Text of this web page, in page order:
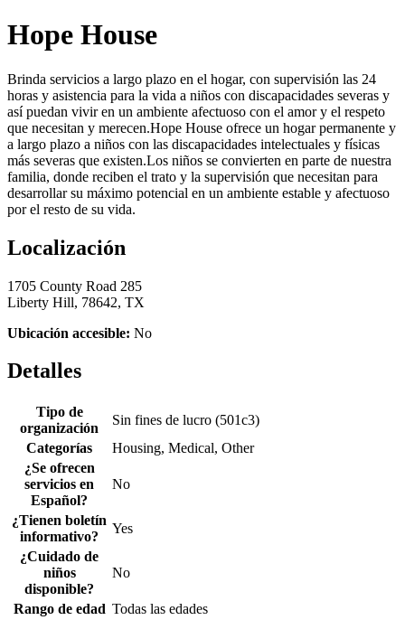
Hope House
Brinda servicios a largo plazo en el hogar, con supervisión las 24
horas y asistencia para la vida a niños con discapacidades severas y
así puedan vivir en un ambiente afectuoso con el amor y el respeto
que necesitan y merecen.Hope House ofrece un hogar permanente y
a largo plazo a niños con las discapacidades intelectuales y físicas
más severas que existen.Los niños se convierten en parte de nuestra
familia, donde reciben el trato y la supervisión que necesitan para
desarrollar su máximo potencial en un ambiente estable y afectuoso
por el resto de su vida.
Localización
1705 County Road 285
Liberty Hill, 78642, TX
Ubicación accesible: No
Detalles
Tipo de
organización
Sin fines de lucro (501c3)
Categorías
Housing, Medical, Other
¿Se ofrecen
servicios en
Español?
No
¿Tienen boletín
informativo?
Yes
¿Cuidado de
niños
disponible?
No
Rango de edad Todas las edades